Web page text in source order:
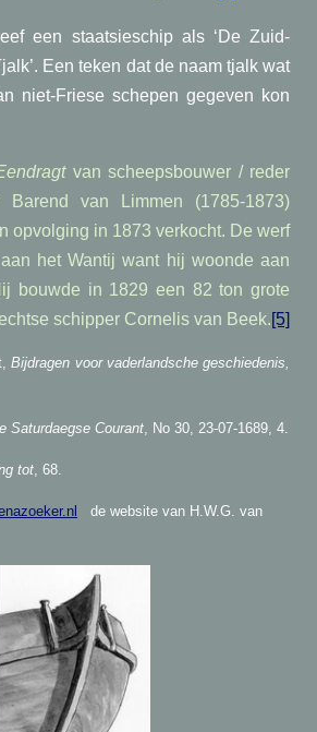
een staatsieschip als ‘De Zuid-
Een teken dat de naam tjalk wat
niet-Friese schepen gegeven kon
van scheepsbouwer / reder
Barend van Limmen (1785-1873)
opvolging in 1873 verkocht. De werf
het Wantij want hij woonde aan
bouwde in 1829 een 82 ton grote
schipper Cornelis van Beek.[5]
Bijdragen voor vaderlandsche geschiedenis,
Saturdaegse Courant , No 30, 23-07-1689, 4.
tot , 68.
de website van H.W.G. van